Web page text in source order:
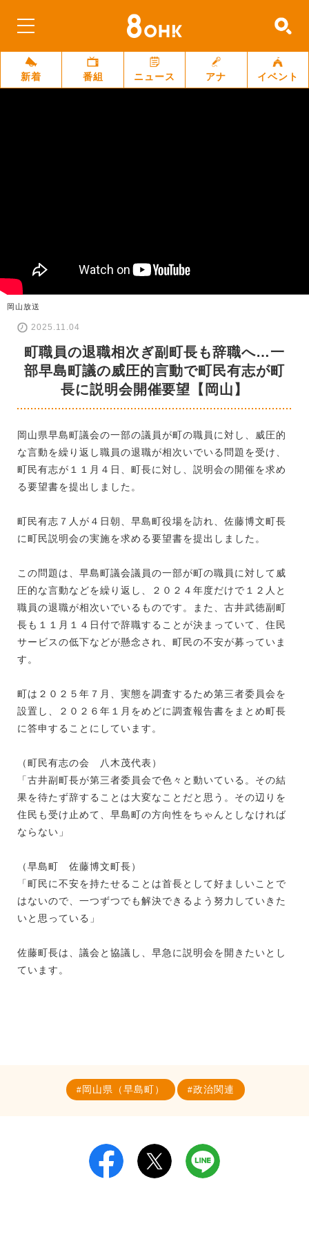
新着 番組 ニュース アナ イベント
岡山放送
2025.11.04
町職員の退職相次ぎ副町長も辞職へ…一
部早島町議の威圧的言動で町民有志が町
長に説明会開催要望【岡山】
岡山県早島町議会の一部の議員が町の職員に対し、威圧的
な言動を繰り返し職員の退職が相次いでいる問題を受け、
町民有志が１１月４日、町長に対し、説明会の開催を求め
る要望書を提出しました。
町民有志７人が４日朝、早島町役場を訪れ、佐藤博文町長
に町民説明会の実施を求める要望書を提出しました。
この問題は、早島町議会議員の一部が町の職員に対して威
圧的な言動などを繰り返し、２０２４年度だけで１２人と
職員の退職が相次いでいるものです。また、古井武徳副町
長も１１月１４日付で辞職することが決まっていて、住民
サービスの低下などが懸念され、町民の不安が募っていま
す。
町は２０２５年７月、実態を調査するため第三者委員会を
設置し、２０２６年１月をめどに調査報告書をまとめ町長
に答申することにしています。
（町民有志の会 八木茂代表）
「古井副町長が第三者委員会で色々と動いている。その結
果を待たず辞することは大変なことだと思う。その辺りを
住民も受け止めて、早島町の方向性をちゃんとしなければ
ならない」
（早島町 佐藤博文町長）
「町民に不安を持たせることは首長として好ましいことで
はないので、一つずつでも解決できるよう努力していきた
いと思っている」
佐藤町長は、議会と協議し、早急に説明会を開きたいとし
ています。
岡山県（早島町） 政治関連